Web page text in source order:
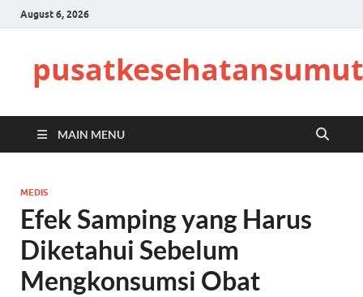
August 6, 2026
MAIN MENU
MEDIS
Efek Samping yang Harus
Diketahui Sebelum
Mengkonsumsi Obat